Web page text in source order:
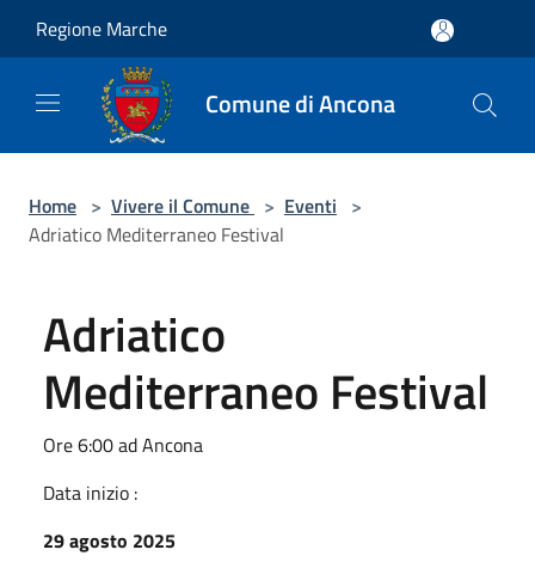
Regione Marche
Comune di Ancona
Home > Vivere il Comune > Eventi >
Adriatico Mediterraneo Festival
Adriatico
Mediterraneo Festival
Ore 6:00 ad Ancona
Data inizio :
29 agosto 2025